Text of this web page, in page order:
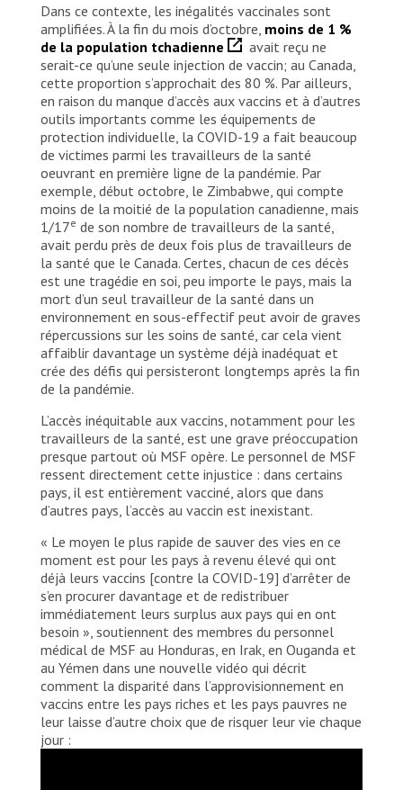
Dans ce contexte, les inégalités vaccinales sont
amplifiées. À la fin du mois d’octobre, moins de 1 %
de la population tchadienne
avait reçu ne
serait-ce qu’une seule injection de vaccin; au Canada,
cette proportion s’approchait des 80 %. Par ailleurs,
en raison du manque d’accès aux vaccins et à d’autres
outils importants comme les équipements de
protection individuelle, la COVID-19 a fait beaucoup
de victimes parmi les travailleurs de la santé
oeuvrant en première ligne de la pandémie. Par
exemple, début octobre, le Zimbabwe, qui compte
moins de la moitié de la population canadienne, mais
1/17e de son nombre de travailleurs de la santé,
avait perdu près de deux fois plus de travailleurs de
la santé que le Canada. Certes, chacun de ces décès
est une tragédie en soi, peu importe le pays, mais la
mort d’un seul travailleur de la santé dans un
environnement en sous-effectif peut avoir de graves
répercussions sur les soins de santé, car cela vient
affaiblir davantage un système déjà inadéquat et
crée des défis qui persisteront longtemps après la fin
de la pandémie.
L’accès inéquitable aux vaccins, notamment pour les
travailleurs de la santé, est une grave préoccupation
presque partout où MSF opère. Le personnel de MSF
ressent directement cette injustice : dans certains
pays, il est entièrement vacciné, alors que dans
d’autres pays, l’accès au vaccin est inexistant.
« Le moyen le plus rapide de sauver des vies en ce
moment est pour les pays à revenu élevé qui ont
déjà leurs vaccins [contre la COVID-19] d’arrêter de
s’en procurer davantage et de redistribuer
immédiatement leurs surplus aux pays qui en ont
besoin », soutiennent des membres du personnel
médical de MSF au Honduras, en Irak, en Ouganda et
au Yémen dans une nouvelle vidéo qui décrit
comment la disparité dans l’approvisionnement en
vaccins entre les pays riches et les pays pauvres ne
leur laisse d’autre choix que de risquer leur vie chaque
jour :